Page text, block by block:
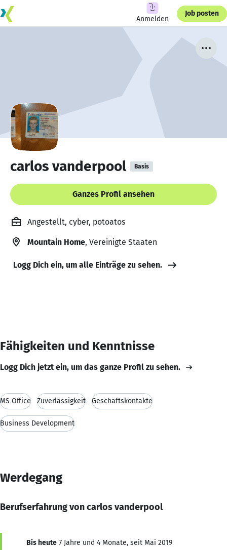
Anmelden
Job posten
carlos vanderpool Basis
Ganzes Profil ansehen
Angestellt, cyber, potoatos
Mountain Home, Vereinigte Staaten
Logg Dich ein, um alle Einträge zu sehen.
Fähigkeiten und Kenntnisse
Logg Dich jetzt ein, um das ganze Profil zu sehen.
MS Office Zuverlässigkeit Geschäftskontakte
Business Development
Werdegang
Berufserfahrung von carlos vanderpool
Bis heute 7 Jahre und 4 Monate, seit Mai 2019